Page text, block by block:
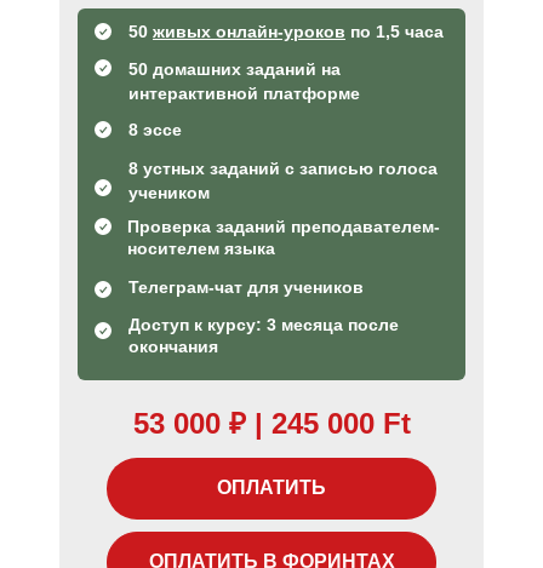
ОПЛАТИТЬ
50 живых онлайн-уроков по 1,5 часа
50 домашних заданий на
интерактивной платформе
Телеграм-чат для учеников
8 эссе
8 устных заданий с записью голоса
учеником
ОПЛАТИТЬ В ФОРИНТАХ
Проверка заданий преподавателем-
носителем языка
53 000 ₽| 245 000 Ft
Доступ к курсу: 3 месяца после
окончания